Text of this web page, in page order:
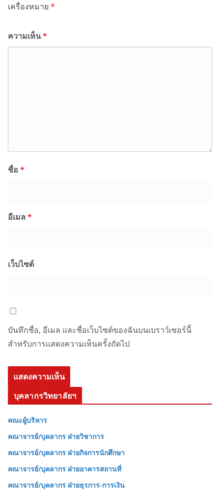
เครื่องหมาย *
ความเห็น*
ชื่อ *
อีเมล *
เว็บไซต์
บันทึกชื่อ, อีเมล และชื่อเว็บไซต์ของฉันบนเบราว์เซอร์นี้
สำหรับการแสดงความเห็นครั้งถัดไป
บุคลากรวิทยาลัยฯ
คณะผู้บริหาร
คณาจารย์/บุคลากร ฝ่ายวิชาการ
คณาจารย์/บุคลากร ฝ่ายกิจการนักศึกษา
คณาจารย์/บุคลากร ฝ่ายอาคารสถานที่
คณาจารย์/บุคลากร ฝ่ายธุรการ-การเงิน